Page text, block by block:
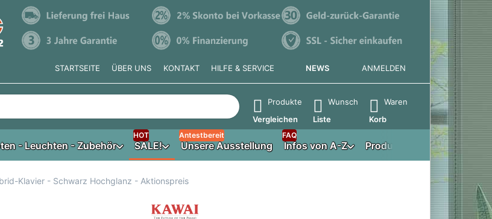
STARTSEITE ÜBER UNS KONTAKT HILFE & SERVICE NEWS ANMELDEN
automatisch erste Ergebnisse. Drücken Sie die Eingabetaste, um alle Ergebnisse aufzurufen.
Produkte
Vergleichen
Wunsch
Liste
Waren
Korb
- Leuchten - Zubehör SALE!
HOT
Unsere Ausstellung
Antestbereit
Infos von A-Z
FAQ
Produktberater
Klavier - Schwarz Hochglanz - Aktionspreis